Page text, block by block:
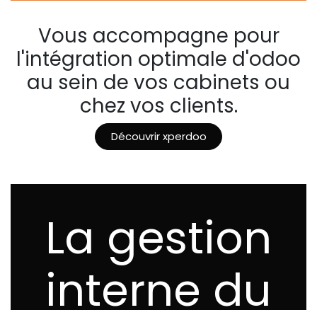
Vous accompagne pour
l'intégration optimale d'odoo
au sein de vos cabinets ou
chez vos clients.
Découvrir xperdoo
La gestion
interne du